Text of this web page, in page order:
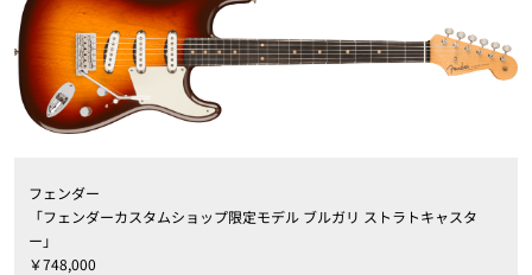
フェンダー
「フェンダーカスタムショップ限定モデル ブルガリ ストラトキャスタ
ー」
￥748,000